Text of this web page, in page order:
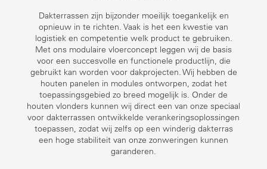
Dakterrassen zijn bijzonder moeilijk toegankelijk en
opnieuw in te richten. Vaak is het een kwestie van
logistiek en competentie welk product te gebruiken.
Met ons modulaire vloerconcept leggen wij de basis
voor een succesvolle en functionele productlijn, die
gebruikt kan worden voor dakprojecten. Wij hebben de
houten panelen in modules ontworpen, zodat het
toepassingsgebied zo breed mogelijk is. Onder de
houten vlonders kunnen wij direct een van onze speciaal
voor dakterrassen ontwikkelde verankeringsoplossingen
toepassen, zodat wij zelfs op een winderig dakterras
een hoge stabiliteit van onze zonweringen kunnen
garanderen.